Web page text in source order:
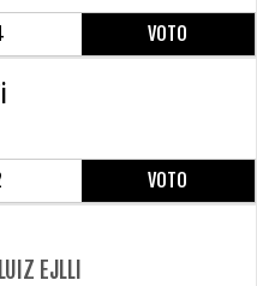
VOTO
VOTO
EJLLI